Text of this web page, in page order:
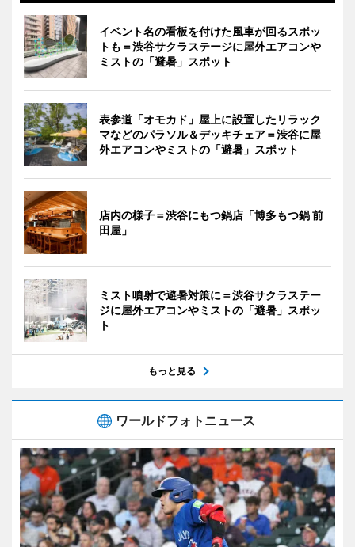
イベント名の看板を付けた風車が回るスポッ
トも＝渋谷サクラステージに屋外エアコンや
ミストの「避暑」スポット
表参道「オモカド」屋上に設置したリラック
マなどのパラソル＆デッキチェア＝渋谷に屋
外エアコンやミストの「避暑」スポット
店内の様子＝渋谷にもつ鍋店「博多もつ鍋 前
田屋」
ミスト噴射で避暑対策に＝渋谷サクラステー
ジに屋外エアコンやミストの「避暑」スポッ
ト
もっと見る
ワールドフォトニュース